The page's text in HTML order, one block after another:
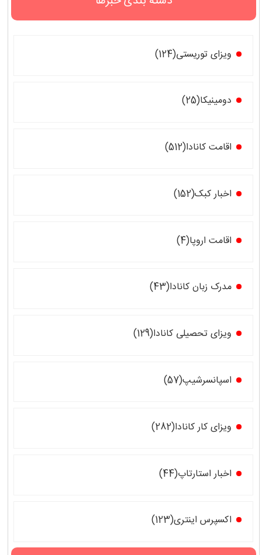
ویزای توریستی(124)
دومینیکا(25)
اقامت کانادا(512)
اخبار کبک(152)
اقامت اروپا(4)
مدرک زبان کانادا(43)
ویزای تحصیلی کانادا(129)
اسپانسرشیپ(57)
ویزای کار کانادا(282)
اخبار استارتاپ(44)
اکسپرس اینتری(123)